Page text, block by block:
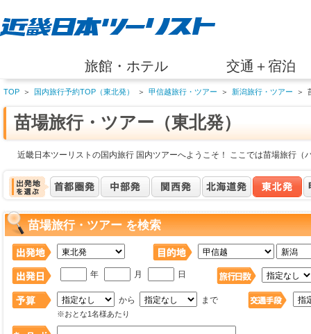
旅館・ホテル 交通＋宿泊
TOP ＞ 国内旅行予約TOP（東北発） ＞ 甲信越旅行・ツアー ＞ 新潟旅行・ツアー ＞
苗場旅行・ツアー（東北発）
近畿日本ツーリストの国内旅行 国内ツアーへようこそ！ ここでは苗場旅行（
苗場旅行・ツアー を検索
年 月 日
から まで
※おとな1名様あたり